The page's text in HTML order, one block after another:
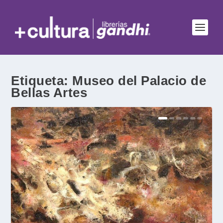
Etiqueta: Museo del Palacio de
Bellas Artes